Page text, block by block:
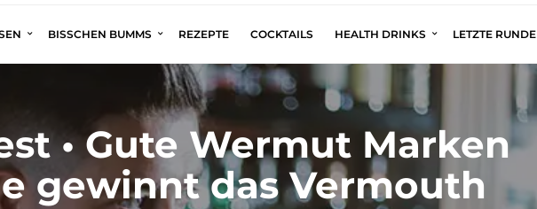
BISSCHEN BUMMS REZEPTE COCKTAILS HEALTH DRINKS LETZTE RUNDE
• Gute Wermut Marken
gewinnt das Vermouth